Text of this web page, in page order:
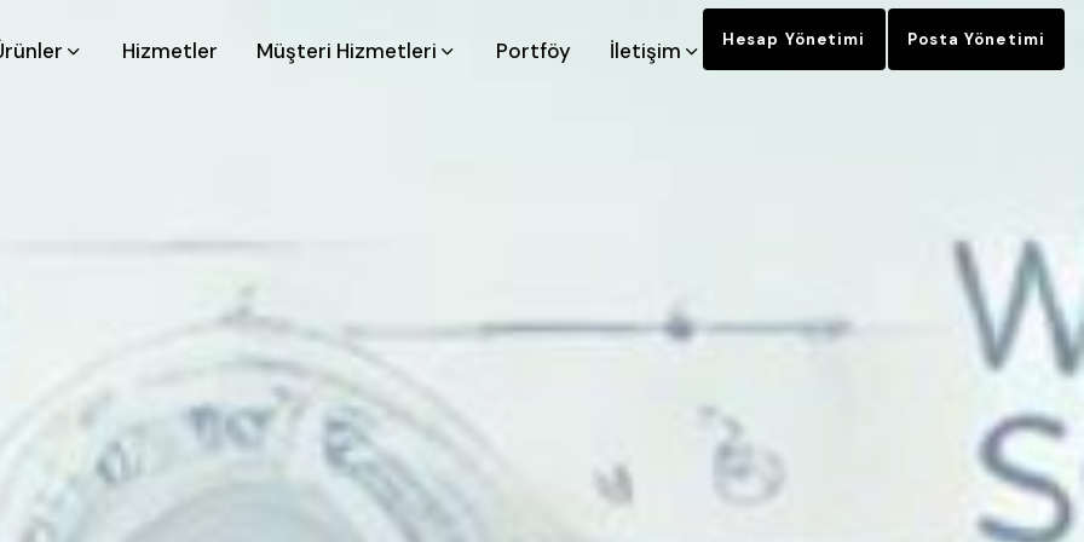
Hizmetler Müşteri Hizmetleri Portföy İletişim Hesap Yönetimi Posta Yönetimi